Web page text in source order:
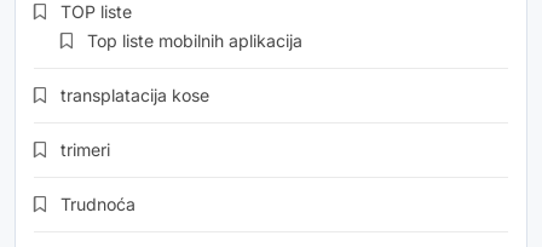
TOP liste
Top liste mobilnih aplikacija
transplatacija kose
trimeri
Trudnoća